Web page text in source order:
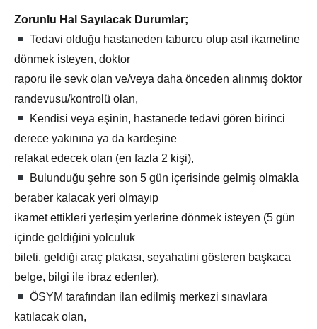
Zorunlu Hal Sayılacak Durumlar;
Tedavi olduğu hastaneden taburcu olup asıl ikametine
dönmek isteyen, doktor
raporu ile sevk olan ve/veya daha önceden alınmış doktor
randevusu/kontrolü olan,
Kendisi veya eşinin, hastanede tedavi gören birinci
derece yakınına ya da kardeşine
refakat edecek olan (en fazla 2 kişi),
Bulunduğu şehre son 5 gün içerisinde gelmiş olmakla
beraber kalacak yeri olmayıp
ikamet ettikleri yerleşim yerlerine dönmek isteyen (5 gün
içinde geldiğini yolculuk
bileti, geldiği araç plakası, seyahatini gösteren başkaca
belge, bilgi ile ibraz edenler),
ÖSYM tarafından ilan edilmiş merkezi sınavlara
katılacak olan,